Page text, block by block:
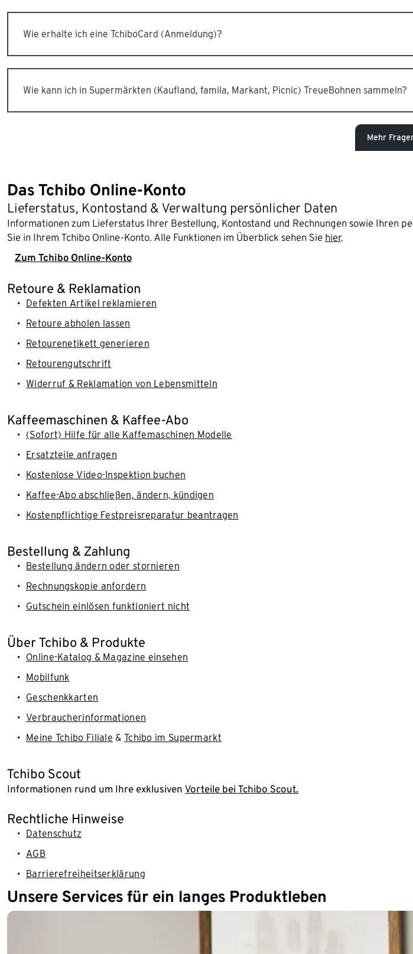
Wie erhalte ich eine TchiboCard (Anmeldung)?
Wie kann ich in Supermärkten (Kaufland, famila, Markant, Picnic) TreueBohnen sammeln?
Mehr
Das Tchibo Online-Konto
Lieferstatus, Kontostand & Verwaltung persönlicher Daten
Informationen zum Lieferstatus Ihrer Bestellung, Kontostand und Rechnungen sowie Ihren
Sie in Ihrem Tchibo Online-Konto. Alle Funktionen im Überblick sehen Sie hier.
Zum Tchibo Online-Konto
Retoure & Reklamation
Defekten Artikel reklamieren
Retoure abholen lassen
Retourenetikett generieren
Retourengutschrift
Widerruf & Reklamation von Lebensmitteln
Kaffeemaschinen & Kaffee-Abo
(Sofort) Hilfe für alle Kaffemaschinen Modelle
Ersatzteile anfragen
Kostenlose Video-Inspektion buchen
Kaffee-Abo abschließen, ändern, kündigen
Kostenpflichtige Festpreisreparatur beantragen
Bestellung & Zahlung
Bestellung ändern oder stornieren
Rechnungskopie anfordern
Gutschein einlösen funktioniert nicht
Über Tchibo & Produkte
Online-Katalog & Magazine einsehen
Mobilfunk
Geschenkkarten
Verbraucherinformationen
Meine Tchibo Filiale & Tchibo im Supermarkt
Tchibo Scout
Informationen rund um Ihre exklusiven Vorteile bei Tchibo Scout.
Rechtliche Hinweise
Datenschutz
AGB
Barrierefreiheitserklärung
Unsere Services für ein langes Produktleben